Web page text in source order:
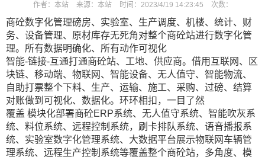
作者： 本站 来源： 本站 时间： 2023/4/19 14:23:45 次数：
商砼数字化管理磅房、实验室、生产调度、机楼、统计、财
务、设备管理、原材库存无死角对整个商砼站进行数字化管
理。所有数据明确化、所有动作可视化
智能-链接-互通打通商砼站、工地、供应商。借用互联网、区
块链、移动端、物联网、智能设备、无人值守、智能物流、
自助打票整个下料、生产、运输、施工、采购、过磅、结算
对账做到可视化、数据化。环环相扣，一目了然
覆盖 模块化部署商砼ERP系统、无人值守系统、智能吹灰系
统、料位系统、远程控制系统，刷卡排队系统、语音播报系
统、实验室数字化管理系统、大数据平台展示物联网车辆管
理系统、远程生产控制系统等覆盖整个商砼站，多角度、模
扫描微信二维码 X